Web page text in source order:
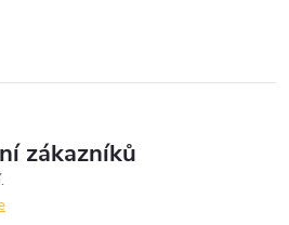
zákazníků